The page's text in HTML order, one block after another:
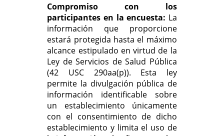
Compromiso con los
participantes en la encuesta: La
información que proporcione
estará protegida hasta el máximo
alcance estipulado en virtud de la
Ley de Servicios de Salud Pública
(42 USC 290aa(p)). Esta ley
permite la divulgación pública de
información identificable sobre
un establecimiento únicamente
con el consentimiento de dicho
establecimiento y limita el uso de